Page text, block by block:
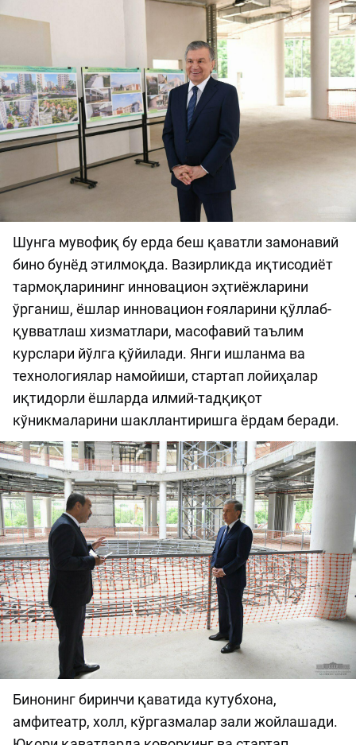
Шунга мувофиқ бу ерда беш қаватли замонавий
бино бунёд этилмоқда. Вазирликда иқтисодиёт
тармоқларининг инновацион эҳтиёжларини
ўрганиш, ёшлар инновацион ғояларини қўллаб-
қувватлаш хизматлари, масофавий таълим
курслари йўлга қўйилади. Янги ишланма ва
технологиялар намойиши, стартап лойиҳалар
иқтидорли ёшларда илмий-тадқиқот
кўникмаларини шакллантиришга ёрдам беради.
Бинонинг биринчи қаватида кутубхона,
амфитеатр, холл, кўргазмалар зали жойлашади.